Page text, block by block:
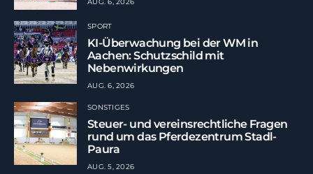
SPORT
KI-Überwachung bei der WM in
Aachen: Schutzschild mit
Nebenwirkungen
AUG. 6, 2026
SONSTIGES
Steuer- und vereinsrechtliche Fragen
rund um das Pferdezentrum Stadl-
Paura
AUG. 5, 2026